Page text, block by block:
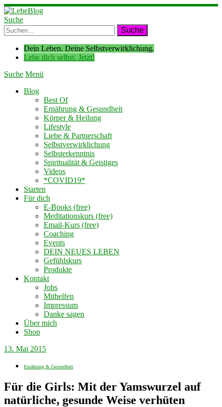
Suche
Dein Leben. Deine Selbstverwirklichung.
Lebe dich selbst. Jetzt!
Suche Menü
Blog
Best Of
Ernährung & Gesundheit
Körper & Heilung
Lifestyle
Liebe & Partnerschaft
Selbstverwirklichung
Selbsterkenntnis
Spiritualität & Geistiges
Videos
*COVID19*
Starten
Für dich
E-Books (free)
Meditationskurs (free)
Email-Kurs (free)
Coaching
Events
DEIN NEUES LEBEN
Gefühlskurs
Produkte
Kontakt
Jobs
Mithelfen
Impressum
Danke sagen
Über mich
Shop
13. Mai 2015
Ernährung & Gesundheit
Für die Girls: Mit der Yamswurzel auf
natürliche, gesunde Weise verhüten